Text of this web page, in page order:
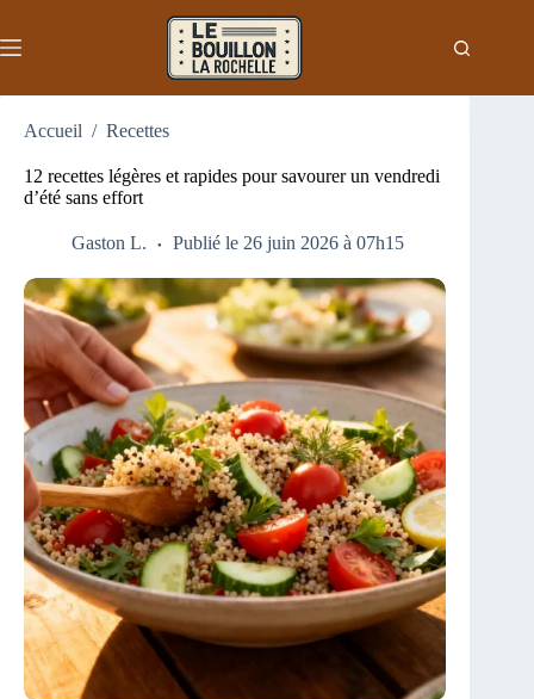
contenu
Accueil / Recettes
12 recettes légères et rapides pour savourer un vendredi
d’été sans effort
Gaston L. Publié le 26 juin 2026 à 07h15